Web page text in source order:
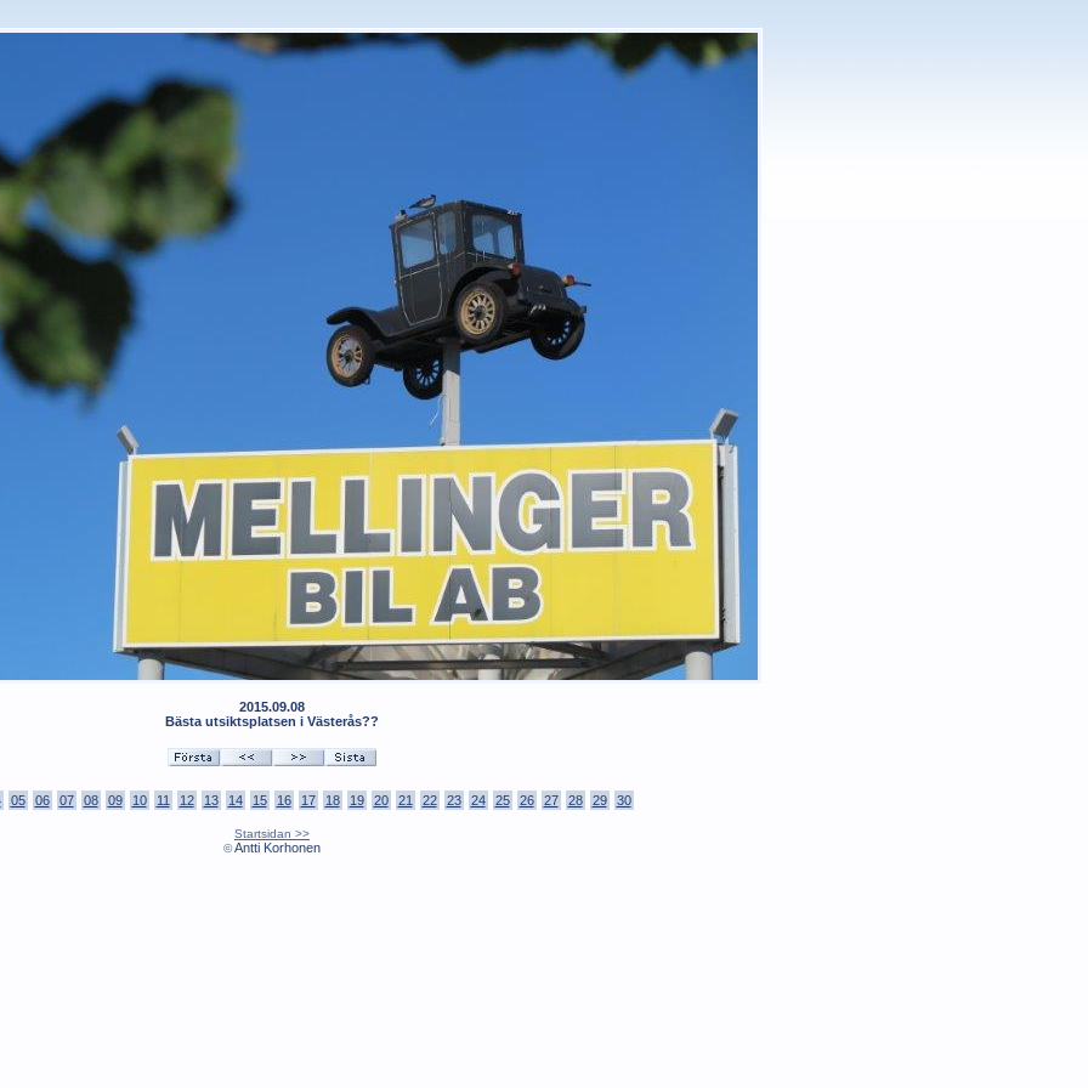
2015.09.08
Bästa utsiktsplatsen i Västerås??
05 06 07 08 09 10 11 12 13 14 15 16 17 18 19 20 21 22 23 24 25 26 27 28 29 30
Startsidan >>
©Antti Korhonen